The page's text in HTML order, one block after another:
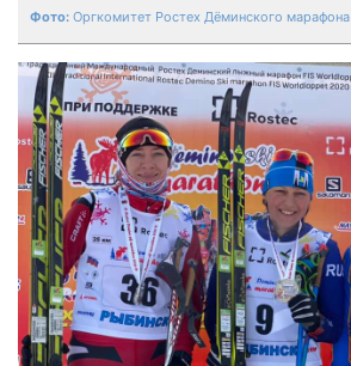
Оргкомитет Ростех Дёминского марафона